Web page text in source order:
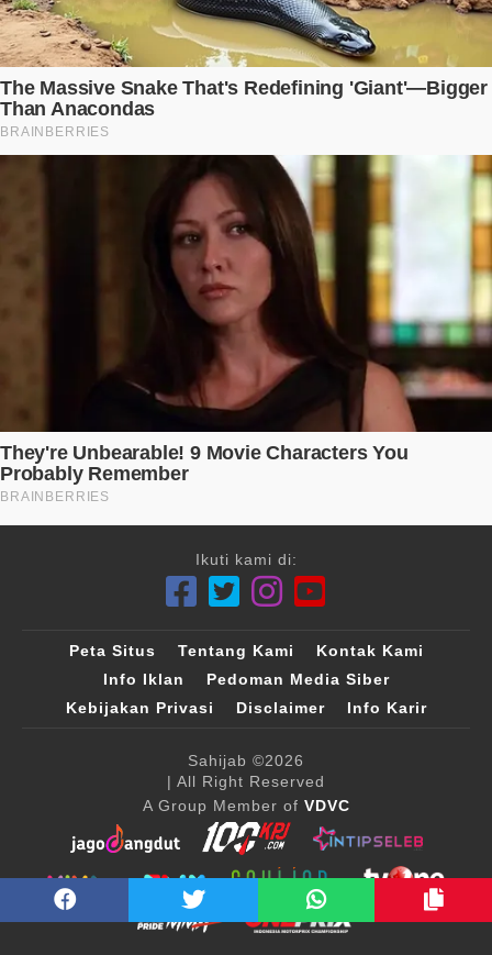
Ikuti kami di:
Peta Situs Tentang Kami
Kontak Kami
Info Iklan
Pedoman Media Siber
Kebijakan Privasi
Disclaimer Info Karir
Sahijab ©2026
| All Right Reserved
A Group Member of VDVC